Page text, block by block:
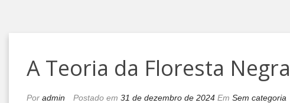
A Teoria da Floresta
Por admin Postado em 31 de dezembro de 2024 Em Sem categoria